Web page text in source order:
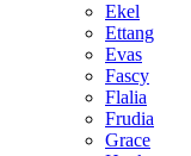
Ekel
Ettang
Evas
Fascy
Flalia
Frudia
Grace